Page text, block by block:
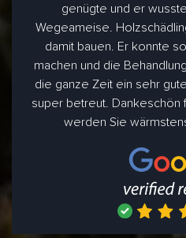
genügte und er
Wegeameise.
damit bauen. Er konnte
machen und die
die ganze Zeit ein sehr
super betreut. Dankeschön
werden Sie